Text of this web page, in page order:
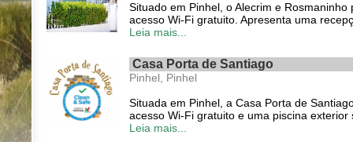
Situado em Pinhel, o Alecrim e
acesso Wi-Fi gratuito. Apresenta uma
Leia mais...
Casa Porta de Santiago
Pinhel, Pinhel
Situada em Pinhel, a Casa Porta de
acesso Wi-Fi gratuito e uma piscina
Leia mais...